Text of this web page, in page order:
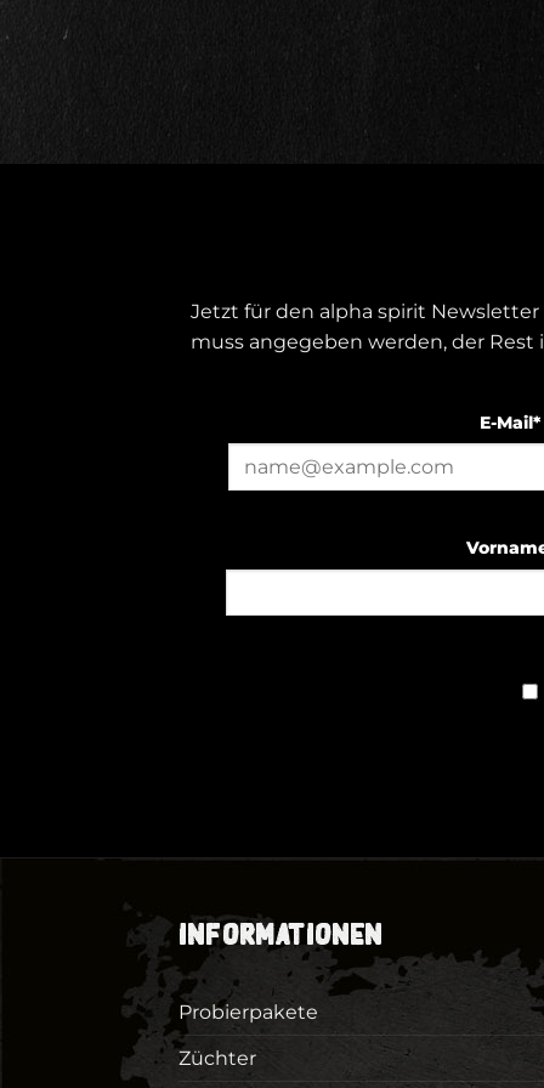
Jetzt für den alpha spirit
muss angegeben werden, der
E-Mail*
INFORMATIONEN
Probierpakete
Züchter